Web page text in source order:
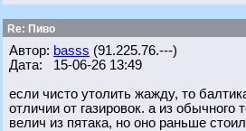
Re: Пиво
Автор: basss (91.225.76.---)
Дата: 15-06-26 13:49
если чисто утолить жажду, то
отличии от газировок. а из
велич из пятака, но оно раньше